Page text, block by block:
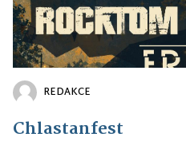
REDAKCE
Chlastanfest